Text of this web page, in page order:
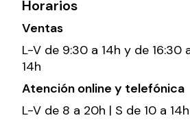
Horarios
Ventas
L-V de 9:30 a 14h y de 16:30
14h
Atención online y telefónica
L-V de 8 a 20h | S de 10 a 14h